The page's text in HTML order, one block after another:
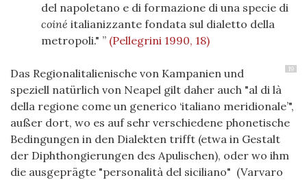
del napoletano e di formazione di una specie di
coiné italianizzante fondata sul dialetto della
metropoli."
(Pellegrini 1990, 18)
19
Das Regionalitalienische von Kampanien und
speziell natürlich von Neapel gilt daher auch "al di là
della regione come un generico ‘italiano meridionale’",
außer dort, wo es auf sehr verschiedene phonetische
Bedingungen in den Dialekten trifft (etwa in Gestalt
der Diphthongierungen des Apulischen), oder wo ihm
die ausgeprägte "personalità del siciliano" (Varvaro